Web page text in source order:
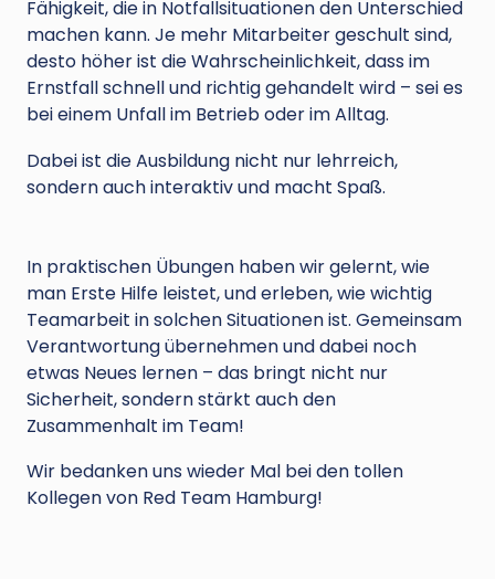
Fähigkeit, die in Notfallsituationen den Unterschied
machen kann. Je mehr Mitarbeiter geschult sind,
desto höher ist die Wahrscheinlichkeit, dass im
Ernstfall schnell und richtig gehandelt wird – sei es
bei einem Unfall im Betrieb oder im Alltag.
Dabei ist die Ausbildung nicht nur lehrreich,
sondern auch interaktiv und macht Spaß.
In praktischen Übungen haben wir gelernt, wie
man Erste Hilfe leistet, und erleben, wie wichtig
Teamarbeit in solchen Situationen ist. Gemeinsam
Verantwortung übernehmen und dabei noch
etwas Neues lernen – das bringt nicht nur
Sicherheit, sondern stärkt auch den
Zusammenhalt im Team!
Wir bedanken uns wieder Mal bei den tollen
Kollegen von Red Team Hamburg!